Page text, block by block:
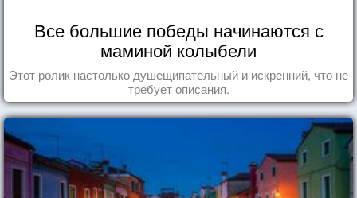
Все большие победы начинаются с
маминой колыбели
Этот ролик настолько душещипательный и искренний, что не
требует описания.